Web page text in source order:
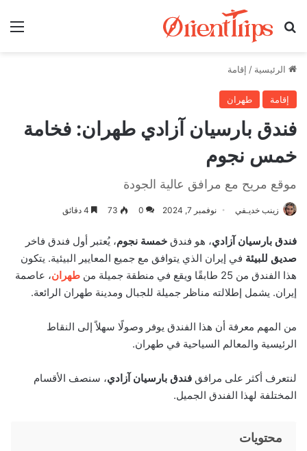
بحث عن
الرئيسية / إقامة
إقامة طهران
فندق بارسيان آزادي طهران: فخامة
خمس نجوم
موقع مريح مع مرافق عالية الجودة
زينب خديـفي نوفمبر 7, 2024 0
73
فندق بارسيان آزادي، هو فندق خمسة نجوم، يُعتبر أول فندق فاخر
صديق للبيئة في إيران الذي يتوافق مع جميع المعايير البيئية. يتكون
هذا الفندق من 25 طابقًا ويقع في منطقة جميلة من
طهران، عاصمة
إيران. يشمل إطلالته مناظر جميلة للجبال ومدينة طهران الرائعة.
من المهم معرفة أن هذا الفندق يوفر وصولًا سهلاً إلى النقاط
الرئيسية والمعالم السياحية في طهران.
لنتعرف أكثر على مرافق فندق بارسيان آزادي، سنصف الأقسام
المختلفة لهذا الفندق الجميل.
محتويات